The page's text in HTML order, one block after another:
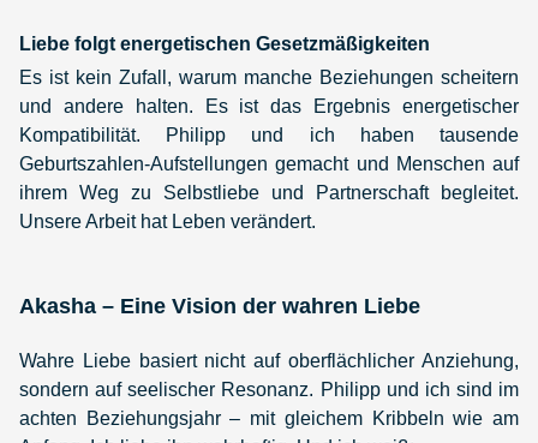
Liebe folgt energetischen Gesetzmäßigkeiten
Es ist kein Zufall, warum manche Beziehungen scheitern
und andere halten. Es ist das Ergebnis energetischer
Kompatibilität. Philipp und ich haben tausende
Geburtszahlen-Aufstellungen gemacht und Menschen auf
ihrem Weg zu Selbstliebe und Partnerschaft begleitet.
Unsere Arbeit hat Leben verändert.
Akasha – Eine Vision der wahren Liebe
Wahre Liebe basiert nicht auf oberflächlicher Anziehung,
sondern auf seelischer Resonanz. Philipp und ich sind im
achten Beziehungsjahr – mit gleichem Kribbeln wie am